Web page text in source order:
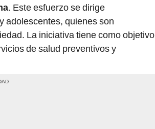
. Este esfuerzo se dirige
adolescentes, quienes son
La iniciativa tiene como objetivo
de salud preventivos y